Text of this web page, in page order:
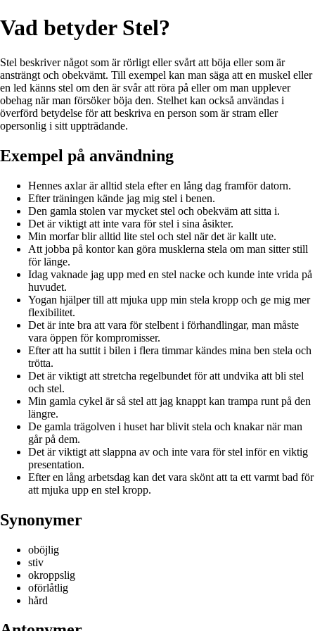
Vad betyder Stel?
Stel beskriver något som är rörligt eller svårt att böja eller som är
ansträngt och obekvämt. Till exempel kan man säga att en muskel eller
en led känns stel om den är svår att röra på eller om man upplever
obehag när man försöker böja den. Stelhet kan också användas i
överförd betydelse för att beskriva en person som är stram eller
opersonlig i sitt uppträdande.
Exempel på användning
Hennes axlar är alltid stela efter en lång dag framför datorn.
Efter träningen kände jag mig stel i benen.
Den gamla stolen var mycket stel och obekväm att sitta i.
Det är viktigt att inte vara för stel i sina åsikter.
Min morfar blir alltid lite stel och stel när det är kallt ute.
Att jobba på kontor kan göra musklerna stela om man sitter still
för länge.
Idag vaknade jag upp med en stel nacke och kunde inte vrida på
huvudet.
Yogan hjälper till att mjuka upp min stela kropp och ge mig mer
flexibilitet.
Det är inte bra att vara för stelbent i förhandlingar, man måste
vara öppen för kompromisser.
Efter att ha suttit i bilen i flera timmar kändes mina ben stela och
trötta.
Det är viktigt att stretcha regelbundet för att undvika att bli stel
och stel.
Min gamla cykel är så stel att jag knappt kan trampa runt på den
längre.
De gamla trägolven i huset har blivit stela och knakar när man
går på dem.
Det är viktigt att slappna av och inte vara för stel inför en viktig
presentation.
Efter en lång arbetsdag kan det vara skönt att ta ett varmt bad för
att mjuka upp en stel kropp.
Synonymer
oböjlig
stiv
okroppslig
oförlåtlig
hård